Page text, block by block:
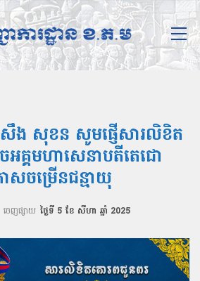
ង សុខន សូមផ្ញើសារលិខិត
អគ្គមហាសេនាបតីតេជោ
ចម្រើនជន្មាយុ
ចេញផ្សាយ ថ្ងៃទី 5 ខែ សីហា ឆ្នាំ 2025